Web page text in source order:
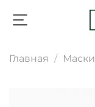
Главная Маски